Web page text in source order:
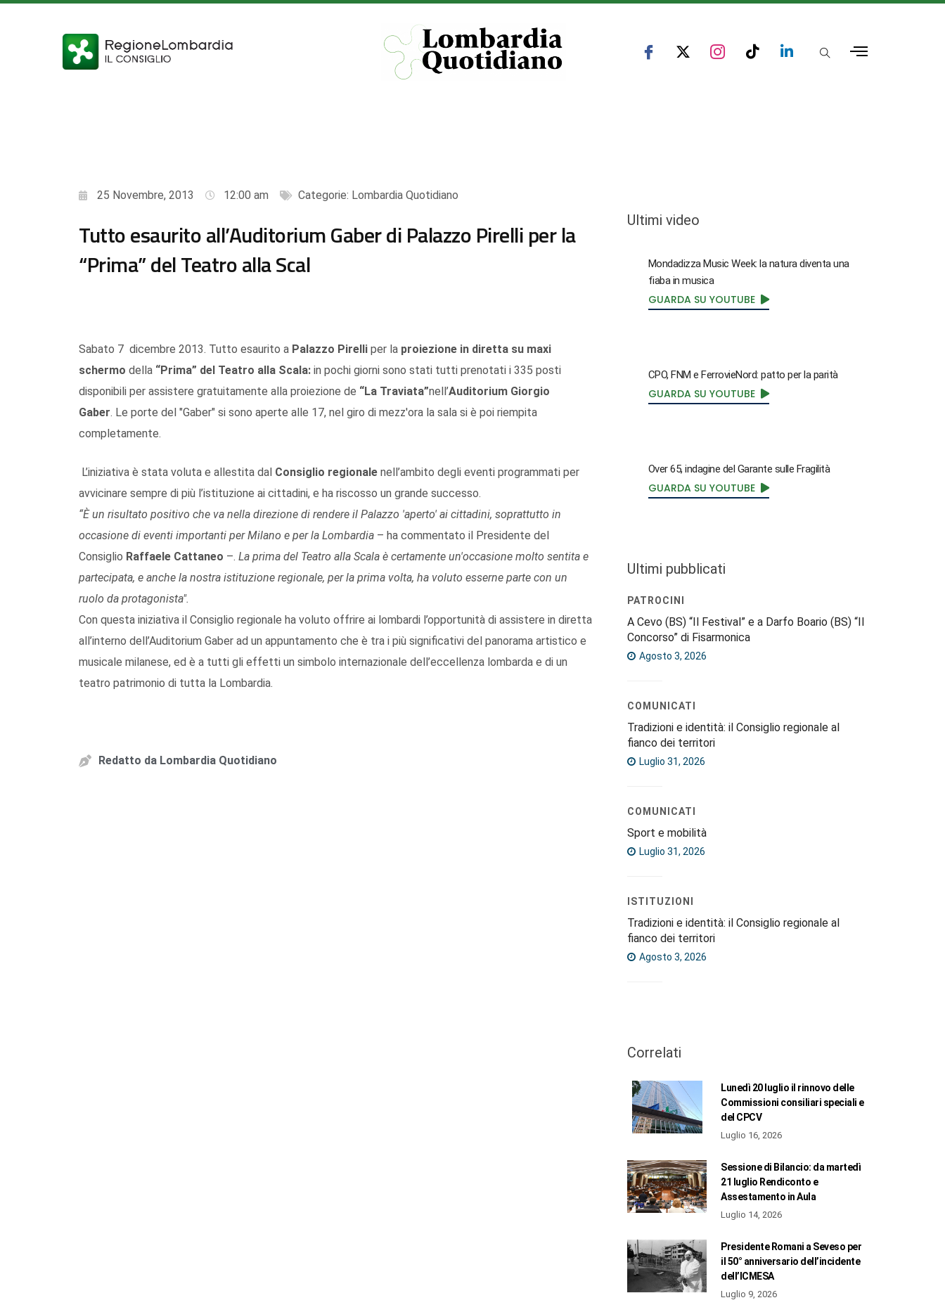
25 Novembre, 2013 12:00 am Categorie: Lombardia Quotidiano
Tutto esaurito all’Auditorium Gaber di Palazzo Pirelli per la
“Prima” del Teatro alla Scal
Sabato 7 dicembre 2013. Tutto esaurito a Palazzo Pirelli per la proiezione in diretta su maxi
schermo della “Prima” del Teatro alla Scala: in pochi giorni sono stati tutti prenotati i 335 posti
disponibili per assistere gratuitamente alla proiezione de “La Traviata”nell’Auditorium Giorgio
Gaber. Le porte del "Gaber" si sono aperte alle 17, nel giro di mezz'ora la sala si è poi riempita
completamente.
L’iniziativa è stata voluta e allestita dal Consiglio regionale nell’ambito degli eventi programmati per
avvicinare sempre di più l’istituzione ai cittadini, e ha riscosso un grande successo.
“È un risultato positivo che va nella direzione di rendere il Palazzo 'aperto' ai cittadini, soprattutto in
occasione di eventi importanti per Milano e per la Lombardia – ha commentato il Presidente del
Consiglio Raffaele Cattaneo –. La prima del Teatro alla Scala è certamente un'occasione molto sentita e
partecipata, e anche la nostra istituzione regionale, per la prima volta, ha voluto esserne parte con un
ruolo da protagonista".
Con questa iniziativa il Consiglio regionale ha voluto offrire ai lombardi l’opportunità di assistere in diretta
all’interno dell’Auditorium Gaber ad un appuntamento che è tra i più significativi del panorama artistico e
musicale milanese, ed è a tutti gli effetti un simbolo internazionale dell’eccellenza lombarda e di un
teatro patrimonio di tutta la Lombardia.
Redatto da Lombardia Quotidiano
Ultimi video
Mondadizza Music Week: la natura diventa una
fiaba in musica
GUARDA SU YOUTUBE
CPO, FNM e FerrovieNord: patto per la parità
GUARDA SU YOUTUBE
Over 65, indagine del Garante sulle Fragilità
GUARDA SU YOUTUBE
Ultimi pubblicati
PATROCINI
A Cevo (BS) “Il Festival” e a Darfo Boario (BS) “Il
Concorso” di Fisarmonica
Agosto 3, 2026
COMUNICATI
Tradizioni e identità: il Consiglio regionale al
fianco dei territori
Luglio 31, 2026
COMUNICATI
Sport e mobilità
Luglio 31, 2026
ISTITUZIONI
Tradizioni e identità: il Consiglio regionale al
fianco dei territori
Agosto 3, 2026
Correlati
Lunedì 20 luglio il rinnovo delle
Commissioni consiliari speciali e
del CPCV
Luglio 16, 2026
Sessione di Bilancio: da martedì
21 luglio Rendiconto e
Assestamento in Aula
Luglio 14, 2026
Presidente Romani a Seveso per
il 50° anniversario dell’incidente
dell’ICMESA
Luglio 9, 2026